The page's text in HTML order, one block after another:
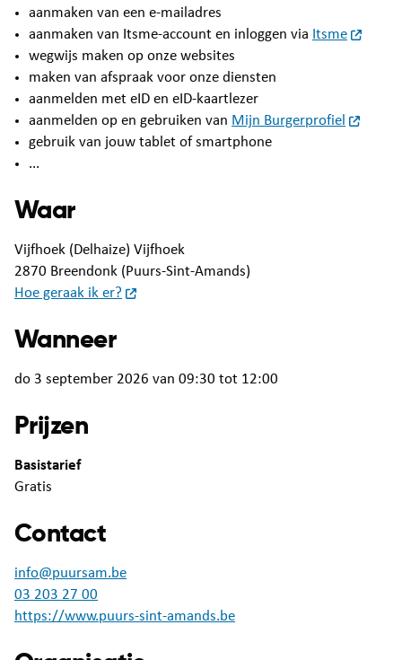
aanmaken van een e-mailadres
aanmaken van Itsme-account en inloggen via Itsme
wegwijs maken op onze websites
maken van afspraak voor onze diensten
aanmelden met eID en eID-kaartlezer
aanmelden op en gebruiken van Mijn Burgerprofiel
gebruik van jouw tablet of smartphone
...
Waar
Vijfhoek (Delhaize) Vijfhoek
2870 Breendonk (Puurs-Sint-Amands)
Hoe geraak ik er?
Wanneer
do 3 september 2026 van 09:30 tot 12:00
Prijzen
Basistarief
Gratis
Contact
info@puursam.be
03 203 27 00
https://www.puurs-sint-amands.be